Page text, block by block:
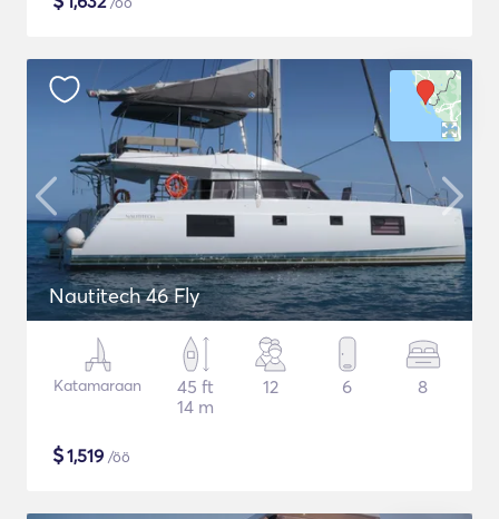
Nautitech 46 Fly
Katamaraan
45 ft
14 m
12 6 8
$1,519 /öö